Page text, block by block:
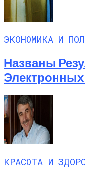
ЭКОНОМИКА И
Названы
КРАСОТА И